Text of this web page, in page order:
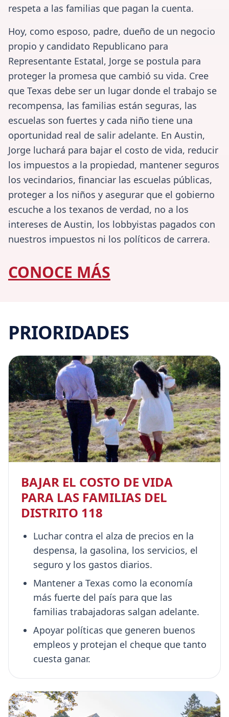
respeta a las familias que pagan la cuenta.
Hoy, como esposo, padre, dueño de un negocio
propio y candidato Republicano para
Representante Estatal, Jorge se postula para
proteger la promesa que cambió su vida. Cree
que Texas debe ser un lugar donde el trabajo se
recompensa, las familias están seguras, las
escuelas son fuertes y cada niño tiene una
oportunidad real de salir adelante. En Austin,
Jorge luchará para bajar el costo de vida, reducir
los impuestos a la propiedad, mantener seguros
los vecindarios, financiar las escuelas públicas,
proteger a los niños y asegurar que el gobierno
escuche a los texanos de verdad, no a los
intereses de Austin, los lobbyistas pagados con
nuestros impuestos ni los políticos de carrera.
CONOCE MÁS
PRIORIDADES
BAJAR EL COSTO DE VIDA
PARA LAS FAMILIAS DEL
DISTRITO 118
Luchar contra el alza de precios en la
despensa, la gasolina, los servicios, el
seguro y los gastos diarios.
Mantener a Texas como la economía
más fuerte del país para que las
familias trabajadoras salgan adelante.
Apoyar políticas que generen buenos
empleos y protejan el cheque que tanto
cuesta ganar.